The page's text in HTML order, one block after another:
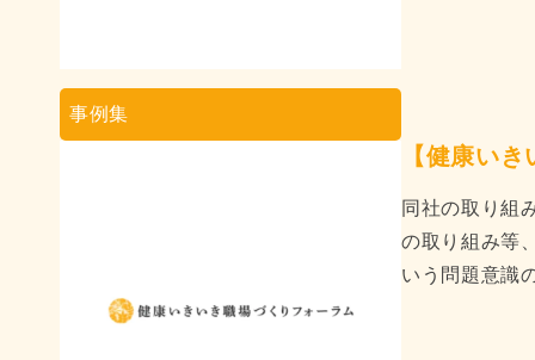
事例集
【健康い
同社の取り組
の取り組み等
いう問題意識